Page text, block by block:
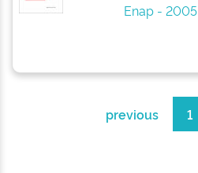
Enap - 2005
previous 1